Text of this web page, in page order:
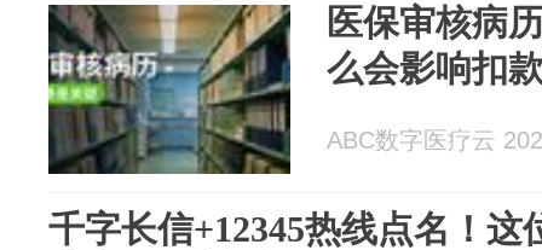
医保审核病
么会影响扣
ABC数字医疗云
千字长信+12345热线点名！这